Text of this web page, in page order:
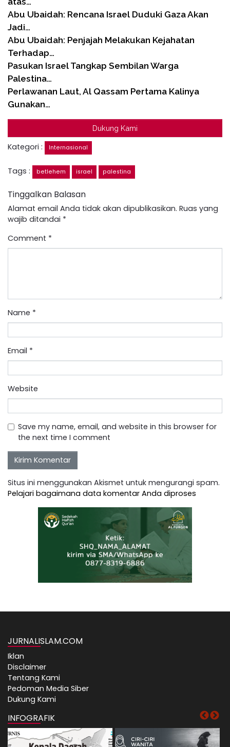
Abu Ubaidah: Rencana Israel Duduki Gaza Akan
Jadi…
Abu Ubaidah: Penjajah Melakukan Kejahatan
Terhadap…
Pasukan Israel Tangkap Sembilan Warga
Palestina…
Perlawanan Laut, Al Qassam Pertama Kalinya
Gunakan…
Dukung Kami
Kategori : Internasional
Tags : betlehem israel palestina
Tinggalkan Balasan
Alamat email Anda tidak akan dipublikasikan. Ruas yang
wajib ditandai *
Comment *
Name *
Email *
Website
Save my name, email, and website in this browser for
the next time I comment
Situs ini menggunakan Akismet untuk mengurangi spam.
Pelajari bagaimana data komentar Anda diproses
JURNALISLAM.COM
Iklan
Disclaimer
Tentang Kami
Pedoman Media Siber
Dukung Kami
INFOGRAFIK